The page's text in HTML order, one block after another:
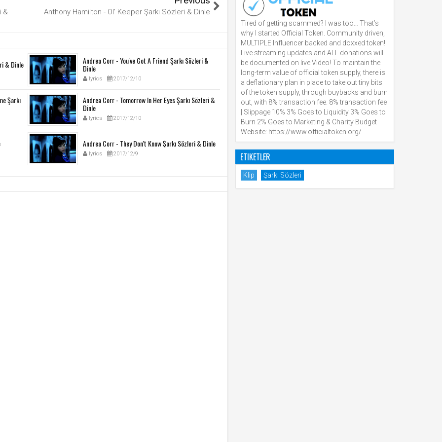
&
Anthony Hamilton - Ol' Keeper Şarkı Sözleri & Dinle
& Dinle Andrea Corr - You've Got A Friend Şarkı Sözleri &
Dinle
lyrics 2017/12/10
Şarkı Andrea Corr - Tomorrow In Her Eyes Şarkı Sözleri &
Dinle
lyrics 2017/12/10
Andrea Corr - They Don't Know Şarkı Sözleri & Dinle
lyrics 2017/12/9
Tired of getting scammed? I was too… That’s
why I started Official Token. Community driven,
MULTIPLE Influencer backed and doxxed token!
Live streaming updates and ALL donations will
be documented on live Video! To maintain the
long-term value of official token supply, there is
a deflationary plan in place to take out tiny bits
of the token supply, through buybacks and burn
out, with 8% transaction fee. 8% transaction fee
| Slippage 10% 3% Goes to Liquidity 3% Goes to
Burn 2% Goes to Marketing & Charity Budget
Website: https://www.officialtoken.org/
ETIKETLER
Klip Şarkı Sözleri